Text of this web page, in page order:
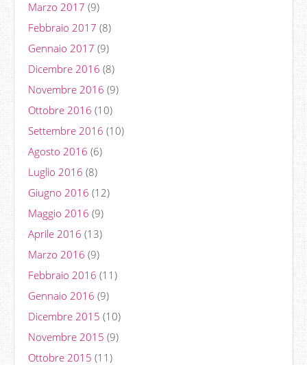
Marzo 2017 (9)
Febbraio 2017 (8)
Gennaio 2017 (9)
Dicembre 2016 (8)
Novembre 2016 (9)
Ottobre 2016 (10)
Settembre 2016 (10)
Agosto 2016 (6)
Luglio 2016 (8)
Giugno 2016 (12)
Maggio 2016 (9)
Aprile 2016 (13)
Marzo 2016 (9)
Febbraio 2016 (11)
Gennaio 2016 (9)
Dicembre 2015 (10)
Novembre 2015 (9)
Ottobre 2015 (11)